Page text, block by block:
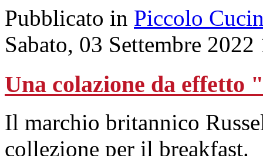
Pubblicato in Piccolo
Sabato, 03 Settembre 2022
Una colazione da effetto
Il marchio britannico
collezione per il breakfast.